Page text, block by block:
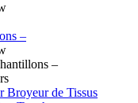
–
–
Broyeur de Tissus